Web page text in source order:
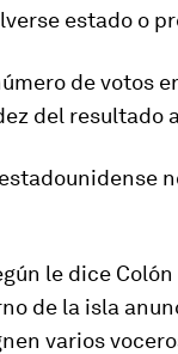
estado o
de votos
del resultado
le dice
de la isla
varios